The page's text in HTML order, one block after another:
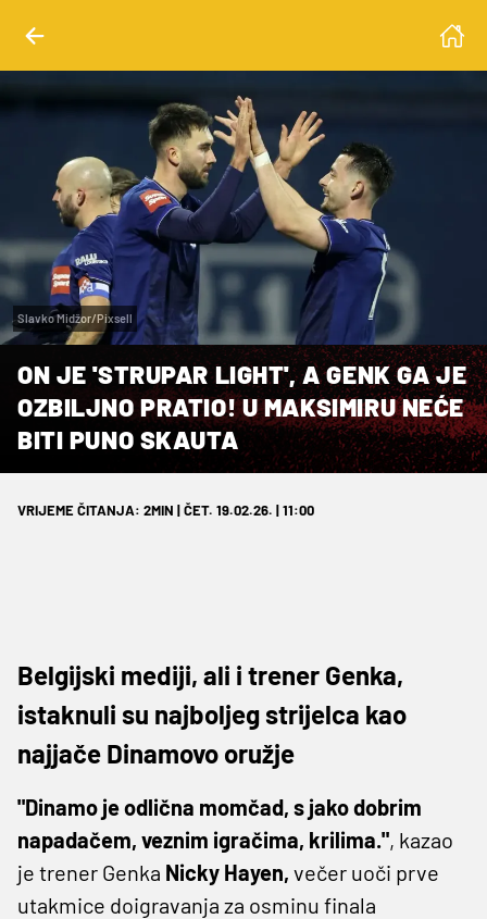
Slavko Midžor/Pixsell
ON JE 'STRUPAR LIGHT', A GENK GA JE
OZBILJNO PRATIO! U MAKSIMIRU NEĆE
BITI PUNO SKAUTA
VRIJEME ČITANJA: 2MIN | ČET. 19.02.26. | 11:00
Belgijski mediji, ali i trener Genka,
istaknuli su najboljeg strijelca kao
najjače Dinamovo oružje
"Dinamo je odlična momčad, s jako dobrim
napadačem, veznim igračima, krilima.", kazao
je trener Genka Nicky Hayen, večer uoči prve
utakmice doigravanja za osminu finala